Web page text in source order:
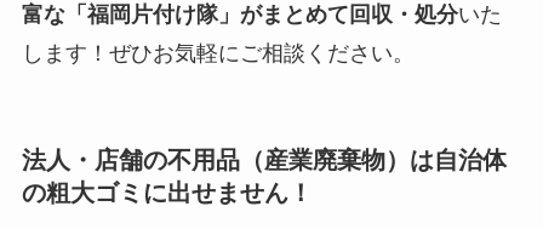
富な「福岡片付け隊」がまとめて回収・処分いた
します！ぜひお気軽にご相談ください。
法人・店舗の不用品（産業廃棄物）は自治体
の粗大ゴミに出せません！